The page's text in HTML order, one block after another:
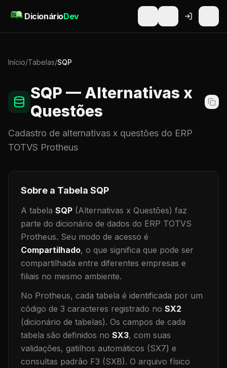
DicionárioDev
Início/Tabelas/SQP
SQP — Alternativas x
Questões
Cadastro de alternativas x questões do ERP
TOTVS Protheus
Sobre a Tabela SQP
A tabela SQP (Alternativas x Questões) faz
parte do dicionário de dados do ERP TOTVS
Protheus. Seu modo de acesso é
Compartilhado, o que significa que pode ser
compartilhada entre diferentes empresas e
filiais no mesmo ambiente.
No Protheus, cada tabela é identificada por um
código de 3 caracteres registrado no SX2
(dicionário de tabelas). Os campos de cada
tabela são definidos no SX3, com suas
validações, gatilhos automáticos (SX7) e
consultas padrão F3 (SXB). O arquivo físico